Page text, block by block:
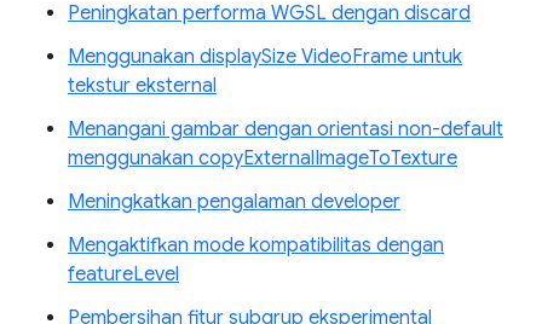
Peningkatan performa WGSL dengan discard
Menggunakan displaySize VideoFrame untuk
tekstur eksternal
Menangani gambar dengan orientasi non-default
menggunakan copyExternalImageToTexture
Meningkatkan pengalaman developer
Mengaktifkan mode kompatibilitas dengan
featureLevel
Pembersihan fitur subgrup eksperimental